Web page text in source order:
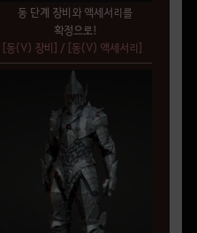
동 단계 장비와 액세서리를
확정으로!
[동(V) 장비] / [동(V) 액세서리]